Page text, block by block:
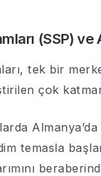
(SSP) ve
tek bir
çok
Almanya’da
temasla